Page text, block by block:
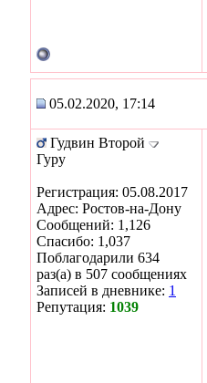
05.02.2020, 17:14
Гудвин Второй
Гуру
Регистрация: 05.08.2017
Адрес: Ростов-на-Дону
Сообщений: 1,126
Спасибо: 1,037
Поблагодарили 634
раз(а) в 507 сообщениях
Записей в дневнике: 1
Репутация: 1039